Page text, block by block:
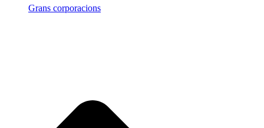
Grans corporacions